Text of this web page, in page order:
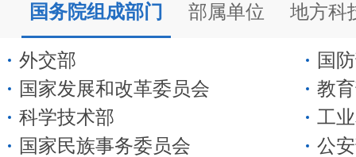
国务院组成部门 部属单位 地方科
外交部
国
国家发展和改革委员会
教
科学技术部
工
国家民族事务委员会
公